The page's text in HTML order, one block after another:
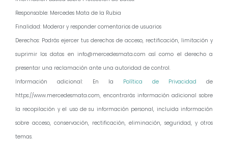
Responsable: Mercedes Mata de la Rubia
Finalidad: Moderar y responder comentarios de usuarios
Derechos: Podrás ejercer tus derechos de acceso, rectificación, limitación y
suprimir los datos en info@mercedesmata.com así como el derecho a
presentar una reclamación ante una autoridad de control.
Información adicional: En la Política de Privacidad de
https://www.mercedesmata.com, encontrarás información adicional sobre
la recopilación y el uso de su información personal, incluida información
sobre acceso, conservación, rectificación, eliminación, seguridad, y otros
temas.